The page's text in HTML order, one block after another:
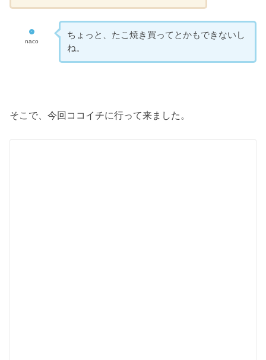
naco
ちょっと、たこ焼き買ってとかもできないし
ね。
そこで、今回ココイチに行って来ました。